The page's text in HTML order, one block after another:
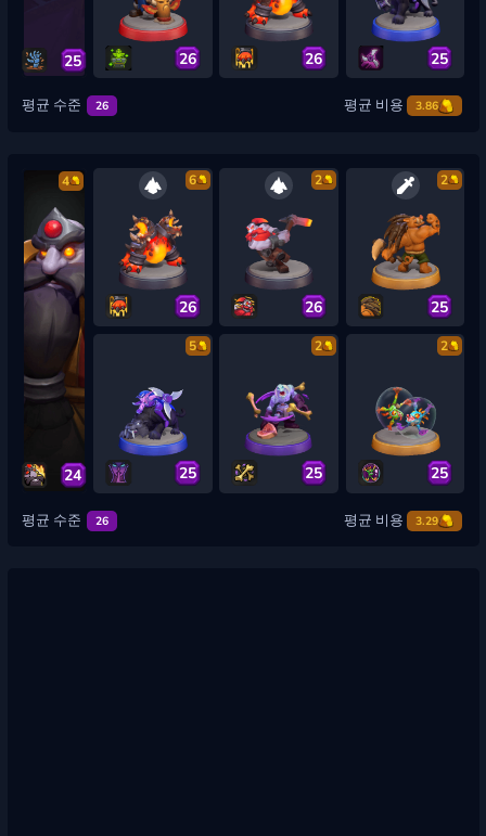
25 26 26 25
평균 수준 26 평균 비용 3.86
4
24
6
26
2
26
2
25
5
25
2
25
2
25
평균 수준 26 평균 비용 3.29